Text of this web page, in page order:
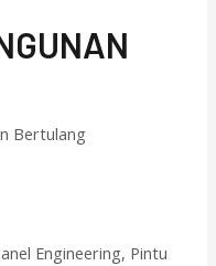
Bertulang
Engineering, Pintu